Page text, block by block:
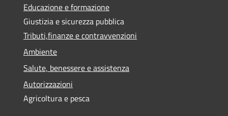
Educazione e formazione
Giustizia e sicurezza pubblica
Tributi,finanze e contravvenzioni
Ambiente
Salute, benessere e assistenza
Autorizzazioni
Agricoltura e pesca